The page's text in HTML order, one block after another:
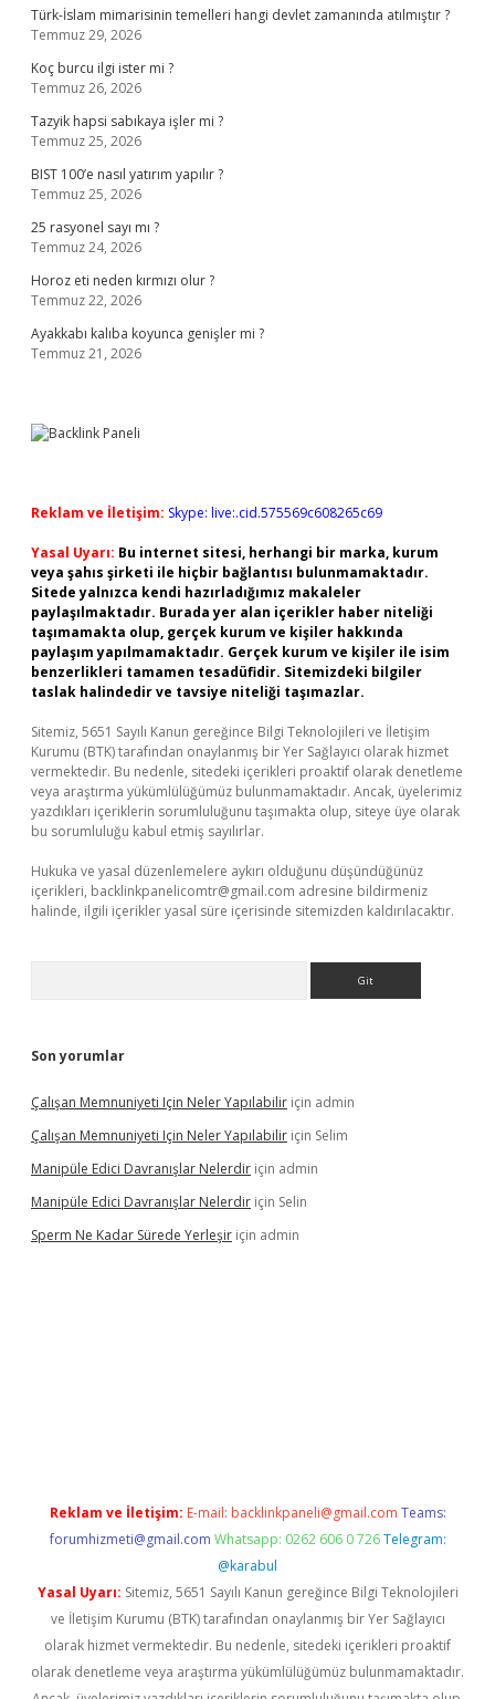
Türk-İslam mimarisinin temelleri hangi devlet zamanında atılmıştır ?
Temmuz 29, 2026
Koç burcu ilgi ister mi ?
Temmuz 26, 2026
Tazyik hapsi sabıkaya işler mi ?
Temmuz 25, 2026
BIST 100’e nasıl yatırım yapılır ?
Temmuz 25, 2026
25 rasyonel sayı mı ?
Temmuz 24, 2026
Horoz eti neden kırmızı olur ?
Temmuz 22, 2026
Ayakkabı kalıba koyunca genişler mi ?
Temmuz 21, 2026
Reklam ve İletişim: Skype: live:.cid.575569c608265c69
Yasal Uyarı: Bu internet sitesi, herhangi bir marka, kurum
veya şahıs şirketi ile hiçbir bağlantısı bulunmamaktadır.
Sitede yalnızca kendi hazırladığımız makaleler
paylaşılmaktadır. Burada yer alan içerikler haber niteliği
taşımamakta olup, gerçek kurum ve kişiler hakkında
paylaşım yapılmamaktadır. Gerçek kurum ve kişiler ile isim
benzerlikleri tamamen tesadüfidir. Sitemizdeki bilgiler
taslak halindedir ve tavsiye niteliği taşımazlar.
Sitemiz, 5651 Sayılı Kanun gereğince Bilgi Teknolojileri ve İletişim
Kurumu (BTK) tarafından onaylanmış bir Yer Sağlayıcı olarak hizmet
vermektedir. Bu nedenle, sitedeki içerikleri proaktif olarak denetleme
veya araştırma yükümlülüğümüz bulunmamaktadır. Ancak, üyelerimiz
yazdıkları içeriklerin sorumluluğunu taşımakta olup, siteye üye olarak
bu sorumluluğu kabul etmiş sayılırlar.
Hukuka ve yasal düzenlemelere aykırı olduğunu düşündüğünüz
içerikleri, backlinkpanelicomtr@gmail.com adresine bildirmeniz
halinde, ilgili içerikler yasal süre içerisinde sitemizden kaldırılacaktır.
Son yorumlar
Çalışan Memnuniyeti Için Neler Yapılabilir için admin
Çalışan Memnuniyeti Için Neler Yapılabilir için Selim
Manipüle Edici Davranışlar Nelerdir için admin
Manipüle Edici Davranışlar Nelerdir için Selin
Sperm Ne Kadar Sürede Yerleşir için admin
Reklam ve İletişim: E-mail: backlinkpaneli@gmail.com Teams:
forumhizmeti@gmail.com Whatsapp: 0262 606 0 726 Telegram:
@karabul
Yasal Uyarı: Sitemiz, 5651 Sayılı Kanun gereğince Bilgi Teknolojileri
ve İletişim Kurumu (BTK) tarafından onaylanmış bir Yer Sağlayıcı
olarak hizmet vermektedir. Bu nedenle, sitedeki içerikleri proaktif
olarak denetleme veya araştırma yükümlülüğümüz bulunmamaktadır.